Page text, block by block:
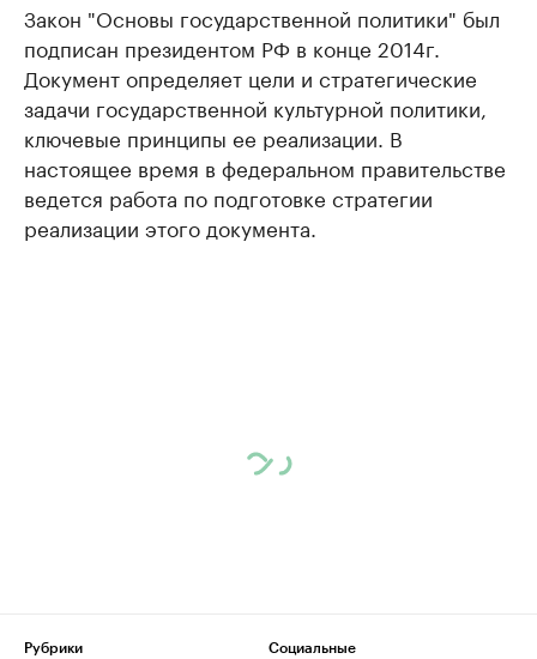
Закон "Основы государственной политики" был
подписан президентом РФ в конце 2014г.
Документ определяет цели и стратегические
задачи государственной культурной политики,
ключевые принципы ее реализации. В
настоящее время в федеральном правительстве
ведется работа по подготовке стратегии
реализации этого документа.
Рубрики
Социальные